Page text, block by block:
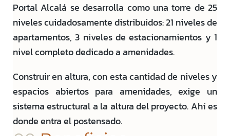
Portal Alcalá se desarrolla como una torre de 25
niveles cuidadosamente distribuidos: 21 niveles de
apartamentos, 3 niveles de estacionamientos y 1
nivel completo dedicado a amenidades.
Construir en altura, con esta cantidad de niveles y
espacios abiertos para amenidades, exige un
sistema estructural a la altura del proyecto. Ahí es
donde entra el postensado.